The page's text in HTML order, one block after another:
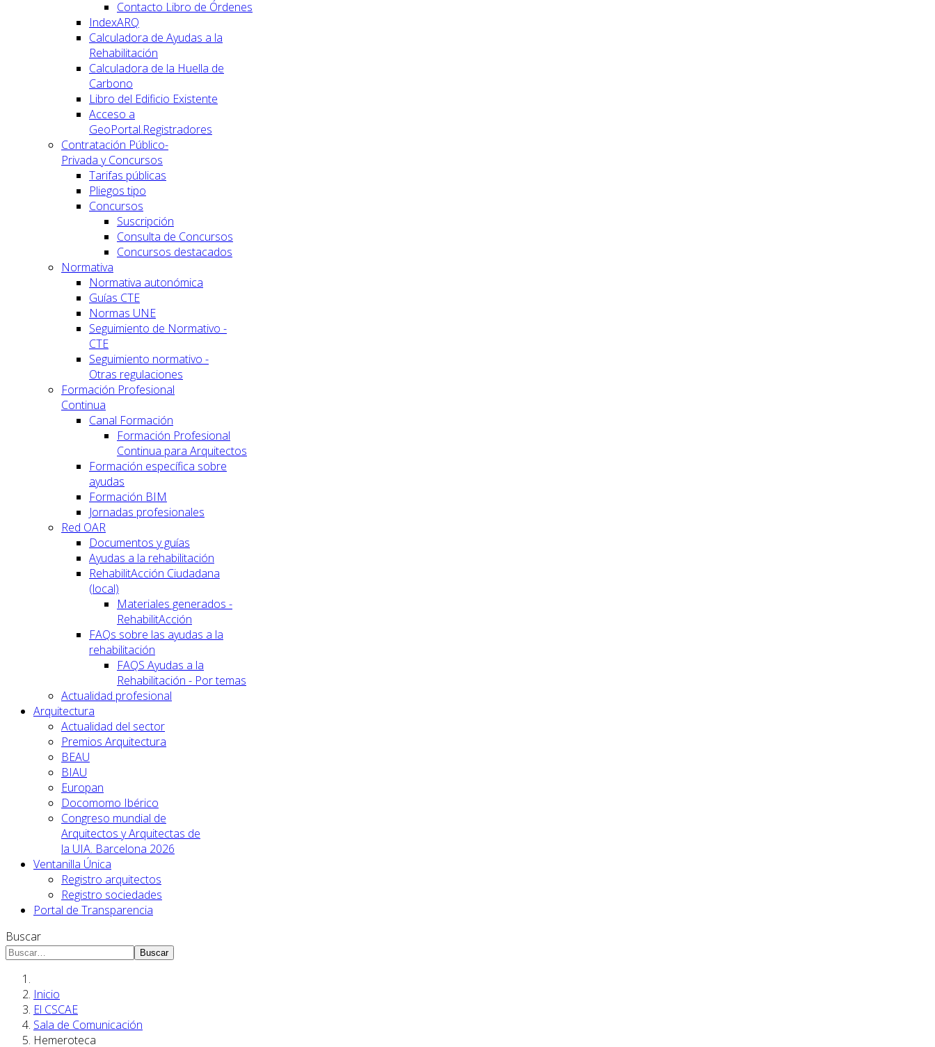
Contacto Libro de Órdenes
IndexARQ
Calculadora de Ayudas a la
Rehabilitación
Calculadora de la Huella de
Carbono
Libro del Edificio Existente
Acceso a
GeoPortal.Registradores
Contratación Público-
Privada y Concursos
Tarifas públicas
Pliegos tipo
Concursos
Suscripción
Consulta de Concursos
Concursos destacados
Normativa
Normativa autonómica
Guías CTE
Normas UNE
Seguimiento de Normativo -
CTE
Seguimiento normativo -
Otras regulaciones
Formación Profesional
Continua
Canal Formación
Formación Profesional
Continua para Arquitectos
Formación específica sobre
ayudas
Formación BIM
Jornadas profesionales
Red OAR
Documentos y guías
Ayudas a la rehabilitación
RehabilitAcción Ciudadana
(local)
Materiales generados -
RehabilitAcción
FAQs sobre las ayudas a la
rehabilitación
FAQS Ayudas a la
Rehabilitación - Por temas
Actualidad profesional
Arquitectura
Actualidad del sector
Premios Arquitectura
BEAU
BIAU
Europan
Docomomo Ibérico
Congreso mundial de
Arquitectos y Arquitectas de
la UIA. Barcelona 2026
Ventanilla Única
Registro arquitectos
Registro sociedades
Portal de Transparencia
Buscar
Buscar
Inicio
El CSCAE
Sala de Comunicación
Hemeroteca